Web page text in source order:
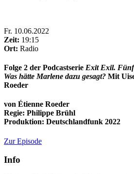
Fr. 10.06.2022
Zeit: 19:15
Ort: Radio
Folge 2 der Podcastserie Exit Exil.
Was hätte Marlene dazu gesagt? Mit
Roeder
von Étienne Roeder
Regie: Philippe Brühl
Produktion: Deutschlandfunk 2022
Zur Episode
Info